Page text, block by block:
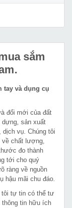
sắm
tay và dụng cụ
đổi mới của đất
sản xuất
vụ. Chúng tôi
về chất lượng,
đo thành
tới cho quý
ràng về nguồn
hậu mãi chu đáo.
tôi tự tin có thể tư
thông tin hữu ích